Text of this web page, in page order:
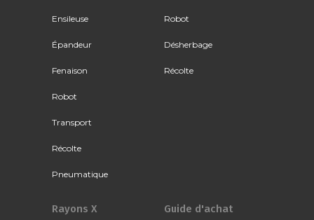
Ensileuse
Épandeur
Fenaison
Robot
Transport
Récolte
Pneumatique
Robot
Désherbage
Récolte
Rayons X Guide d'achat